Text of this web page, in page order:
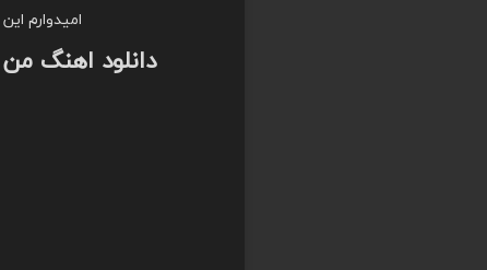
امیدوارم
دانلود اهنگ من